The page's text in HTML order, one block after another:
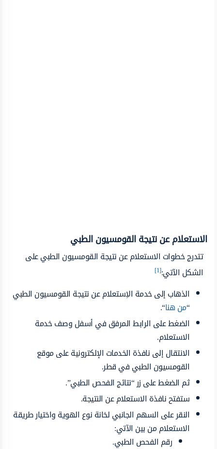
الاستعلام عن نتيجة القومسيون الطبي
تتدرج خطوات الاستعلام عن نتيجة القومسيون الطبي على
الشكل الآتي:[1]
الذهاب إلى خدمة الاِستعلام عن نتيجة القومسيون الطبي
“من هنا“.
الضغط على الرابط المرفق في أسفل وصف خدمة
الاستعلام.
الانتقال إلى نافذة الخدمات الإلكترونية على موقع
القومسيون الطبي في قطر.
ثم الضغط على زر “نتائج الفحص الطبي”.
ستفتح نافذة الاستعلام عن النتيجة.
النقر على السهم الجانبي لخانة نوع الهوية واختيار طريقة
الاستعلام من بين الآتي:
رقم الفحص الطبي.